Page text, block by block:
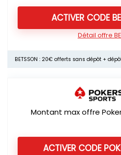
ACTIVER CODE
Détail offre
BETSSON : 20€ offerts sans dépôt +
Montant max offre
ACTIVER CODE